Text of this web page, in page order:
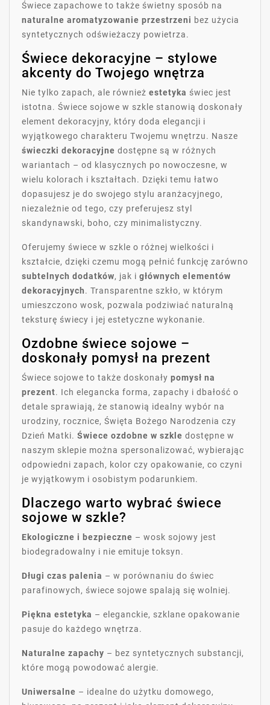
Świece zapachowe to także świetny sposób na
naturalne aromatyzowanie przestrzeni bez użycia
syntetycznych odświeżaczy powietrza.
Świece dekoracyjne – stylowe
akcenty do Twojego wnętrza
Nie tylko zapach, ale również estetyka świec jest
istotna. Świece sojowe w szkle stanowią doskonały
element dekoracyjny, który doda elegancji i
wyjątkowego charakteru Twojemu wnętrzu. Nasze
świeczki dekoracyjne dostępne są w różnych
wariantach – od klasycznych po nowoczesne, w
wielu kolorach i kształtach. Dzięki temu łatwo
dopasujesz je do swojego stylu aranżacyjnego,
niezależnie od tego, czy preferujesz styl
skandynawski, boho, czy minimalistyczny.
Oferujemy świece w szkle o różnej wielkości i
kształcie, dzięki czemu mogą pełnić funkcję zarówno
subtelnych dodatków, jak i głównych elementów
dekoracyjnych. Transparentne szkło, w którym
umieszczono wosk, pozwala podziwiać naturalną
teksturę świecy i jej estetyczne wykonanie.
Ozdobne świece sojowe –
doskonały pomysł na prezent
Świece sojowe to także doskonały pomysł na
prezent. Ich elegancka forma, zapachy i dbałość o
detale sprawiają, że stanowią idealny wybór na
urodziny, rocznice, Święta Bożego Narodzenia czy
Dzień Matki. Świece ozdobne w szkle dostępne w
naszym sklepie można spersonalizować, wybierając
odpowiedni zapach, kolor czy opakowanie, co czyni
je wyjątkowym i osobistym podarunkiem.
Dlaczego warto wybrać świece
sojowe w szkle?
Ekologiczne i bezpieczne – wosk sojowy jest
biodegradowalny i nie emituje toksyn.
Długi czas palenia – w porównaniu do świec
parafinowych, świece sojowe spalają się wolniej.
Piękna estetyka – eleganckie, szklane opakowanie
pasuje do każdego wnętrza.
Naturalne zapachy – bez syntetycznych substancji,
które mogą powodować alergie.
Uniwersalne – idealne do użytku domowego,